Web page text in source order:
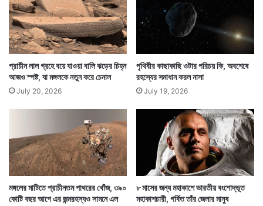
গ্রাম ওজনের নাসার তৈরি এই ভিনগ্রহী হেলিকপ্টার ৭২ তম
উড়ানের শেষে নিচে নামার সময় কোনওভাবে তার একটি ডানা ভেঙে
যায়।
ম
হে
ঞ্জো
দা
রো
প্রাচীন লাল গ্রহে বয়ে যাওয়া বালি ঝড়ের চিহ্ন
আজও স্পষ্ট, যা মঙ্গলকে নতুন করে চেনাল
July 20, 2026
পৃথিবীর কাছাকাছি ওটার পরিচয় কি, অবশেষে
রহস্যের সমাধান করল নাসা
July 19, 2026
মঙ্গলের মাটিতে প্রাচীনতম পাথরের খোঁজ, ৩৯০
কোটি বছর আগে এর জন্মরহস্যও সামনে এল
৮ মাসের জন্য মহাকাশে ভারতীয় বংশোদ্ভূত
মহাকাশচারী, গর্বিত তাঁর জেলার মানুষ